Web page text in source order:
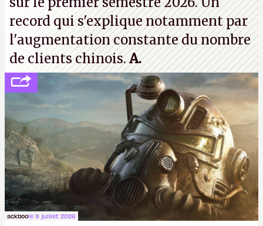
record qui s'explique notamment par
l'augmentation constante du nombre
de clients chinois.A.
ackboole 9 juillet 2026